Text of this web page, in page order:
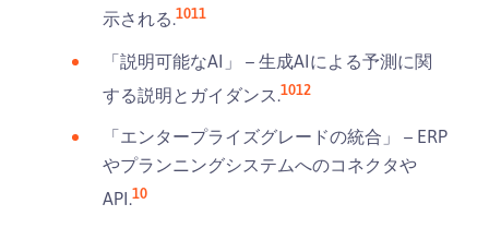
示される.1011
「説明可能なAI」 – 生成AIによる予測に関
する説明とガイダンス.1012
「エンタープライズグレードの統合」 – ERP
やプランニングシステムへのコネクタや
API.10